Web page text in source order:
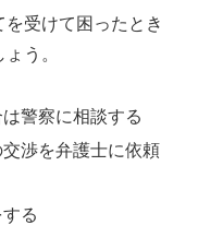
を受けて困ったとき
う。
警察に相談する
渉を弁護士に依頼
る